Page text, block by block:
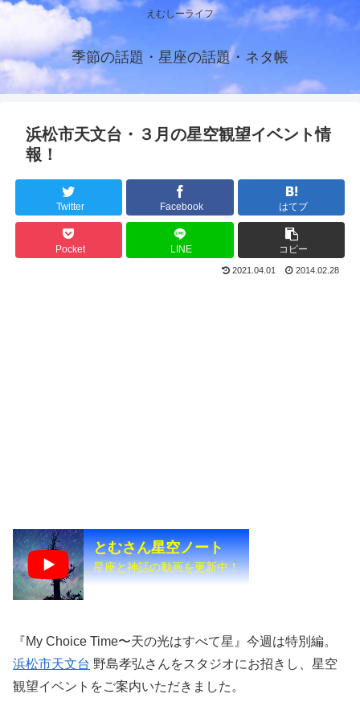
えむしーライフ
季節の話題・星座の話題・ネタ帳
浜松市天文台・３月の星空観望イベント情
報！
Twitter Facebook はてブ
Pocket LINE コピー
2021.04.01 2014.02.28
とむさん星空ノート
星座と神話の動画を更新中！
『My Choice Time〜天の光はすべて星』今週は特別編。
浜松市天文台 野島孝弘さんをスタジオにお招きし、星空
観望イベントをご案内いただきました。